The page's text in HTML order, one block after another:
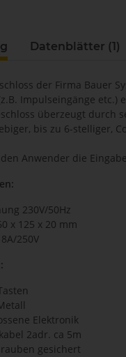
Datenblätter (1)
der Firma Bauer
Impulseingänge etc.)
überzeugt durch
bis zu 6-stelliger,
Anwender die
230V/50Hz
x 125 x 20 mm
250V
Elektronik
2adr. ca 5m
gesichert